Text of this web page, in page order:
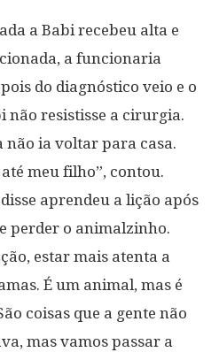
a Babi recebeu alta e
a funcionaria
do diagnóstico veio e o
não resistisse a cirurgia.
não ia voltar para casa.
meu filho”, contou.
aprendeu a lição após
perder o animalzinho.
estar mais atenta a
É um animal, mas é
coisas que a gente não
mas vamos passar a